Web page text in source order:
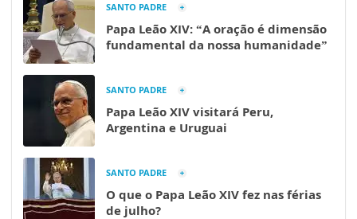
SANTO PADRE
Papa Leão XIV: “A oração é dimensão
fundamental da nossa humanidade”
SANTO PADRE
Papa Leão XIV visitará Peru,
Argentina e Uruguai
SANTO PADRE
O que o Papa Leão XIV fez nas férias
de julho?